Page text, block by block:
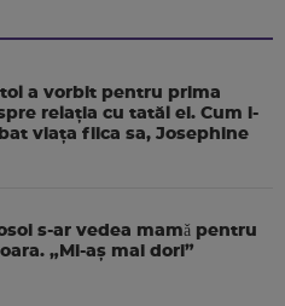
a vorbit pentru prima
relația cu tatăl ei. Cum i-
viața fiica sa, Josephine
s-ar vedea mamǎ pentru
„Mi-aș mai dori”